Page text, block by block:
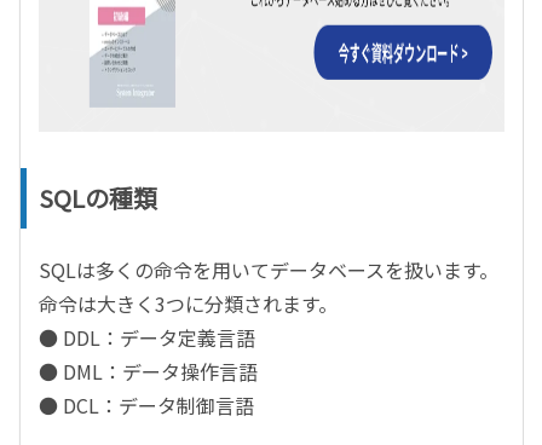
SQLの種類
SQLは多くの命令を用いてデータベースを扱います。
命令は大きく3つに分類されます。
● DDL：データ定義言語
● DML：データ操作言語
● DCL：データ制御言語